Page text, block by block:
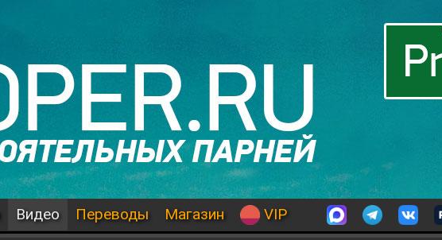
Видео Переводы Магазин VIP